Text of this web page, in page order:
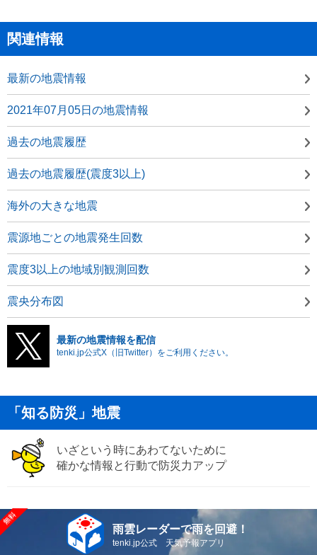
関連情報
最新の地震情報
2021年07月05日の地震情報
過去の地震履歴
過去の地震履歴(震度3以上)
海外の大きな地震
震源地ごとの地震発生回数
震度3以上の地域別観測回数
震央分布図
最新の地震情報を配信
tenki.jp公式X（旧Twitter）をご利用ください。
「知る防災」地震
いざという時にあわてないために
確かな情報と行動で防災力アップ
雨雲レーダーで雨を回避！
tenki.jp公式 天気予報アプリ